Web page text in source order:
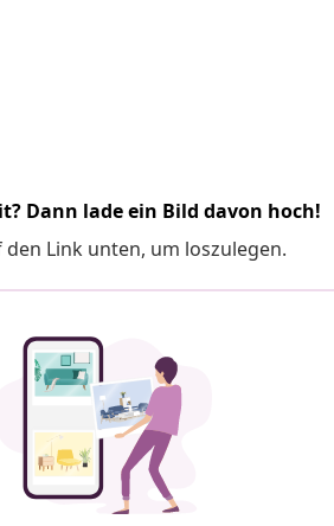
Dann lade ein Bild davon hoch!
Link unten, um loszulegen.